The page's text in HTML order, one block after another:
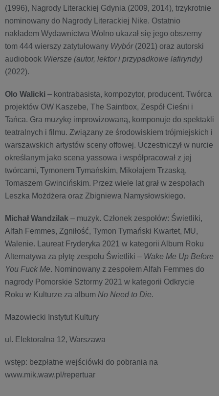
(1996), Nagrody Literackiej Gdynia (2009, 2014), trzykrotnie
nominowany do Nagrody Literackiej Nike. Ostatnio
nakładem Wydawnictwa Wolno ukazał się jego obszerny
tom 444 wierszy zatytułowany Wybór(2021) oraz autorski
audiobook Wiersze (autor, lektor i przypadkowe lafiryndy)
(2022).
Olo Walicki – kontrabasista, kompozytor, producent. Twórca
projektów OW Kaszebe, The Saintbox, Zespół Cieśni i
Tańca. Gra muzykę improwizowaną, komponuje do spektakli
teatralnych i filmu. Związany ze środowiskiem trójmiejskich i
warszawskich artystów sceny offowej. Uczestniczył w nurcie
określanym jako scena yassowa i współpracował z jej
twórcami, Tymonem Tymańskim, Mikołajem Trzaską,
Tomaszem Gwincińskim. Przez wiele lat grał w zespołach
Leszka Możdżera oraz Zbigniewa Namysłowskiego.
Michał Wandzilak – muzyk. Członek zespołów: Świetliki,
Alfah Femmes, Zgniłość, Tymon Tymański Kwartet, MU,
Walenie. Laureat Fryderyka 2021 w kategorii Album Roku
Alternatywa za płytę zespołu Świetliki – Wake Me Up Before
You Fuck Me. Nominowany z zespołem Alfah Femmes do
nagrody Pomorskie Sztormy 2021 w kategorii Odkrycie
Roku w Kulturze za album No Need to Die.
Mazowiecki Instytut Kultury
ul. Elektoralna 12, Warszawa
wstęp: bezpłatne wejściówki do pobrania na
www.mik.waw.pl/repertuar